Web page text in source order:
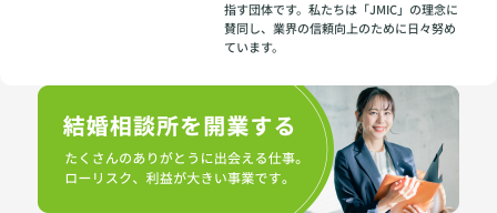
指す団体です。私たちは「JMIC」の理念に
賛同し、業界の信頼向上のために日々努め
ています。